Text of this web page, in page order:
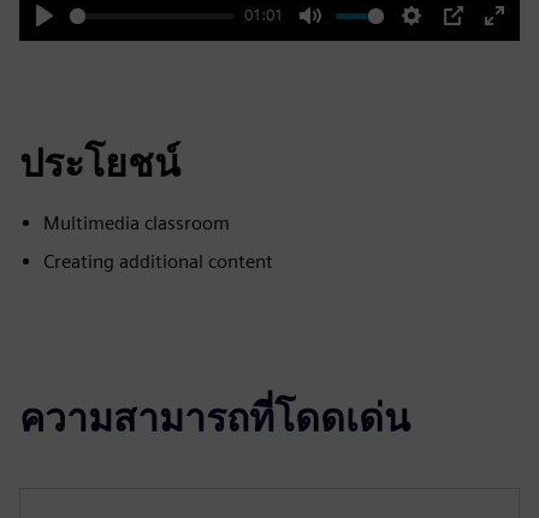
Play
01:01
Mute Settings
PIP
Enter
ประโยชน์
Multimedia classroom
Creating additional content
ความสามารถที่โดดเด่น